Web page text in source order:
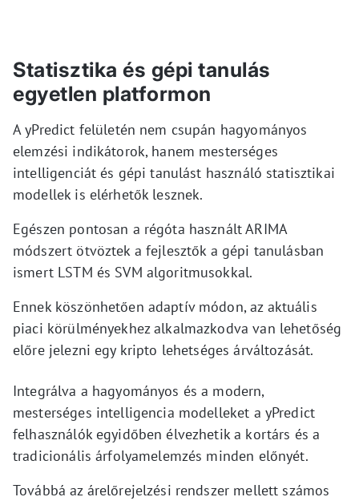
Statisztika és gépi tanulás
egyetlen platformon
A yPredict felületén nem csupán hagyományos
elemzési indikátorok, hanem mesterséges
intelligenciát és gépi tanulást használó statisztikai
modellek is elérhetők lesznek.
Egészen pontosan a régóta használt ARIMA
módszert ötvöztek a fejlesztők a gépi tanulásban
ismert LSTM és SVM algoritmusokkal.
Ennek köszönhetően adaptív módon, az aktuális
piaci körülményekhez alkalmazkodva van lehetőség
előre jelezni egy kripto lehetséges árváltozását.
Integrálva a hagyományos és a modern,
mesterséges intelligencia modelleket a yPredict
felhasználók egyidőben élvezhetik a kortárs és a
tradicionális árfolyamelemzés minden előnyét.
Továbbá az árelőrejelzési rendszer mellett számos